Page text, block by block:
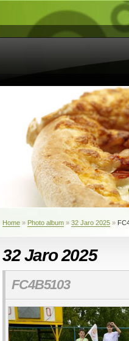
Home » Photo album » 32 Jaro 2025 »
32 Jaro 2025
FC4B5103